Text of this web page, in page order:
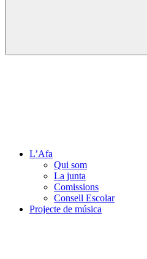
L’Afa
Qui som
La junta
Comissions
Consell Escolar
Projecte de música